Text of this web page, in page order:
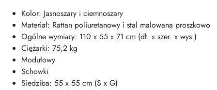
Kolor: Jasnoszary i ciemnoszary
Materiał: Rattan poliuretanowy i stal malowana proszkowo
Ogólne wymiary: 110 x 55 x 71 cm (dł. x szer. x wys.)
Ciężarki: 75,2 kg
Modułowy
Schowki
Siedziba: 55 x 55 cm (S x G)